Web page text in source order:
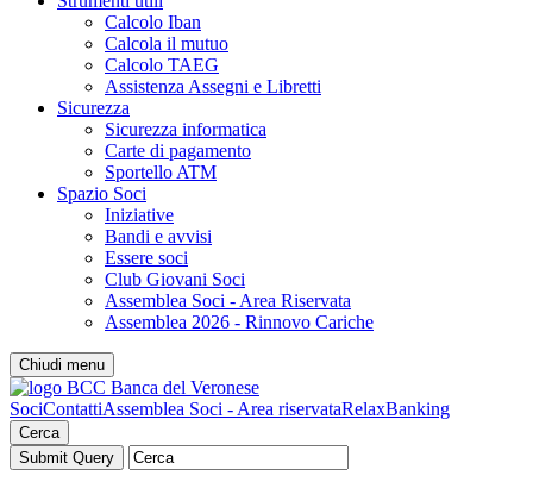
Calcolo Iban
Calcola il mutuo
Calcolo TAEG
Assistenza Assegni e Libretti
Sicurezza
Sicurezza informatica
Carte di pagamento
Sportello ATM
Spazio Soci
Iniziative
Bandi e avvisi
Essere soci
Club Giovani Soci
Assemblea Soci - Area Riservata
Assemblea 2026 - Rinnovo Cariche
Chiudi menu
SociContattiAssemblea Soci - Area riservataRelaxBanking
Cerca